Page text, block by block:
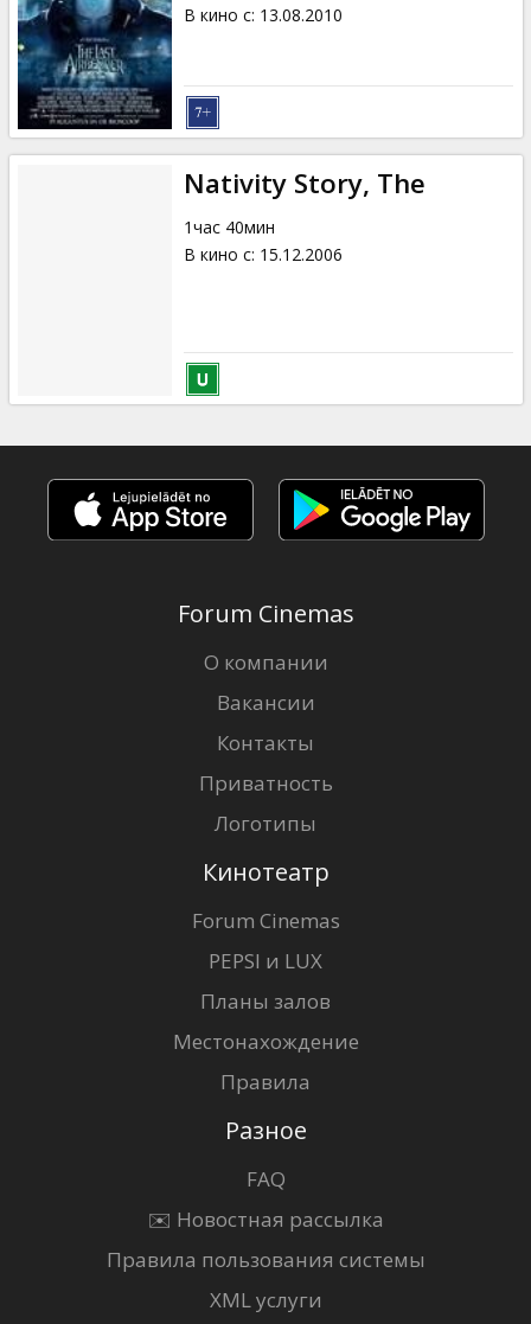
В кино с: 13.08.2010
Nativity Story, The
1час 40мин
В кино с: 15.12.2006
Forum Cinemas
О компании
Вакансии
Контакты
Приватность
Логотипы
Кинотеатр
Forum Cinemas
PEPSI и LUX
Планы залов
Местонахождение
Правила
Разное
FAQ
✉️ Новостная рассылка
Правила пользования системы
XML услуги